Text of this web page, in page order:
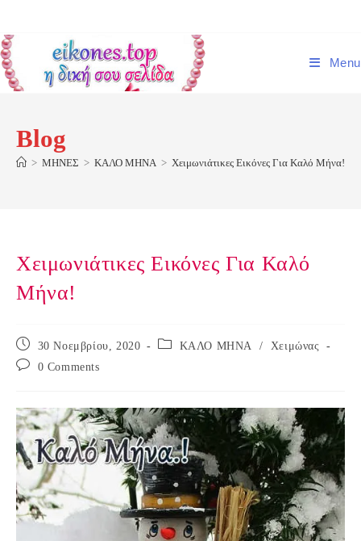
content
Menu
Blog
> ΜΗΝΕΣ > ΚΑΛΟ ΜΗΝΑ > Χειμωνιάτικες Εικόνες Για Καλό Μήνα!
Χειμωνιάτικες Εικόνες Για Καλό
Μήνα!
Post
published:
30 Νοεμβρίου, 2020
Post
ΚΑΛΟ ΜΗΝΑ /
Χειμώνας
Post
0 Comments